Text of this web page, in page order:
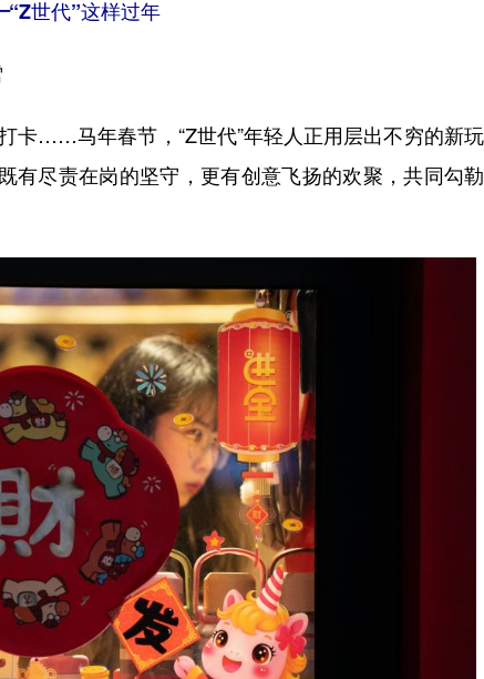
世代”这样过年
……马年春节，“Z世代”年轻人正用层出不穷的新玩
有尽责在岗的坚守，更有创意飞扬的欢聚，共同勾